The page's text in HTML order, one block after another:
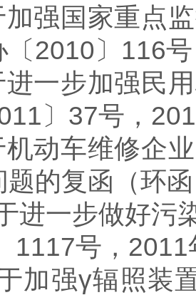
国家重点监
〔2010〕116
步加强民用
〕37号，
车维修企业
题的复函（环
一步做好污染
1117号，
强γ辐照装置